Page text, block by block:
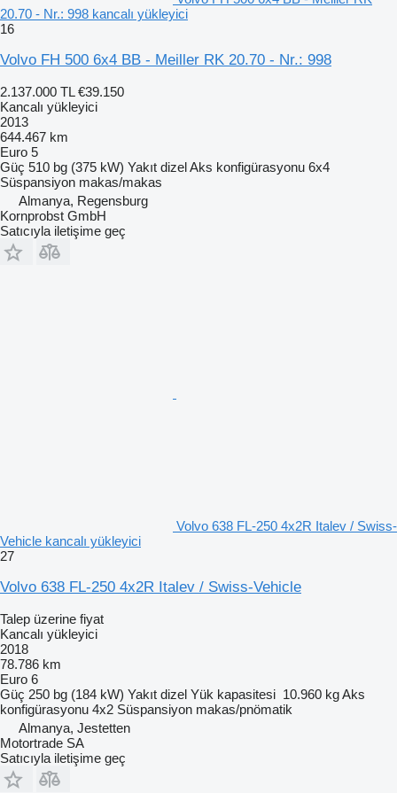
20.70 - Nr.: 998 kancalı yükleyici
16
Volvo FH 500 6x4 BB - Meiller RK 20.70 - Nr.: 998
2.137.000 TL €39.150
Kancalı yükleyici
2013
644.467 km
Euro 5
Güç 510 bg (375 kW) Yakıt dizelAks konfigürasyonu 6x4
Süspansiyon makas/makas
Almanya, Regensburg
Kornprobst GmbH
Satıcıyla iletişime geç
Volvo 638 FL-250 4x2R Italev / Swiss-
Vehicle kancalı yükleyici
27
Volvo 638 FL-250 4x2R Italev / Swiss-Vehicle
Talep üzerine fiyat
Kancalı yükleyici
2018
78.786 km
Euro 6
Güç 250 bg (184 kW) Yakıt dizel Yük kapasitesi 10.960 kgAks
konfigürasyonu 4x2 Süspansiyon makas/pnömatik
Almanya, Jestetten
Motortrade SA
Satıcıyla iletişime geç